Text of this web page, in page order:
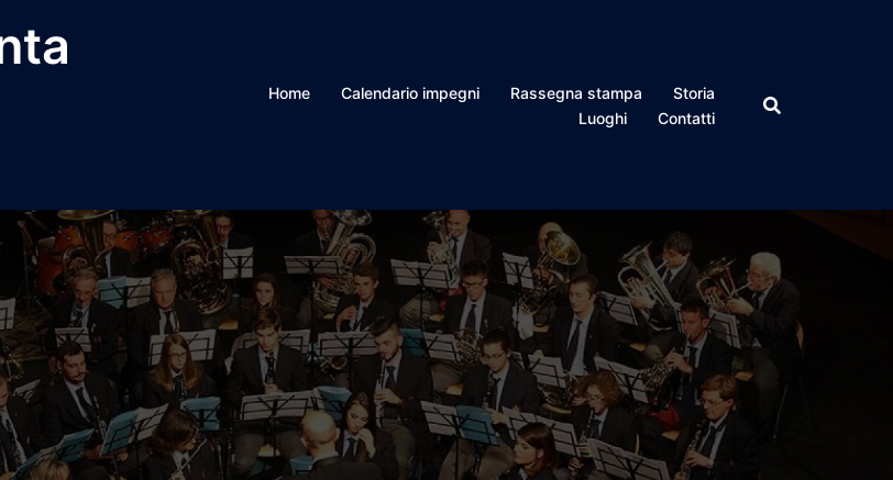
Home Calendario impegni Rassegna stampa
Storia
Luoghi
Contatti